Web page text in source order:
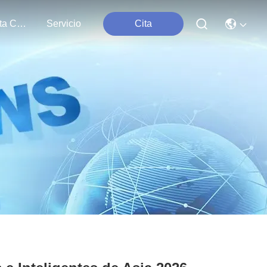
Contacta Con Nosotros Servicio Cita